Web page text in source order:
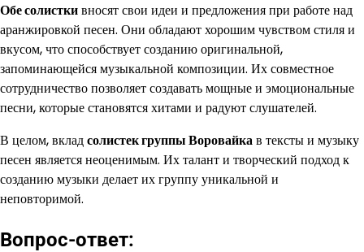
Обе солисткивносят свои идеи и предложения при работе над
аранжировкой песен. Они обладают хорошим чувством стиля и
вкусом, что способствует созданию оригинальной,
запоминающейся музыкальной композиции. Их совместное
сотрудничество позволяет создавать мощные и эмоциональные
песни, которые становятся хитами и радуют слушателей.
В целом, вкладсолистек группы Воровайкав тексты и музыку
песен является неоценимым. Их талант и творческий подход к
созданию музыки делает их группу уникальной и
неповторимой.
Вопрос-ответ: